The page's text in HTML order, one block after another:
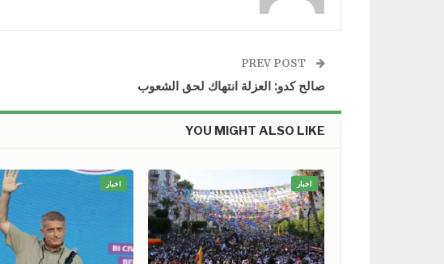
صالح كدو: العزلة انتهاك لحق الشعوب
YOU MIGHT ALSO LIKE
اخبار اخبار